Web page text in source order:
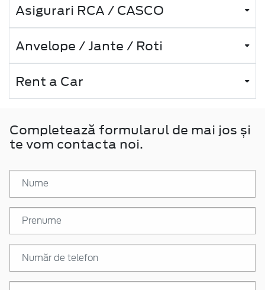
Asigurari RCA / CASCO
Anvelope / Jante / Roti
Rent a Car
Completează formularul de mai jos și
te vom contacta noi.